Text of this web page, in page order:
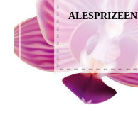
ALESPRIZEEN